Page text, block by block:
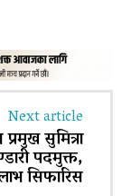
Next article
सुमित्रा
पदमुक्त,
सिफारिस